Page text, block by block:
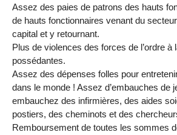
Assez des paies de patrons des hauts
de hauts fonctionnaires venant du
capital et y retournant.
Plus de violences des forces de l’ordre
possédantes.
Assez des dépenses folles pour
dans le monde ! Assez d’embauches de
embauchez des infirmières, des aides
postiers, des cheminots et des
Remboursement de toutes les sommes